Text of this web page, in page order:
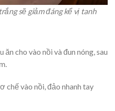
sẽ giảm đáng kể vị tanh
cho vào nồi và đun nóng, sau
chế vào nồi, đảo nhanh tay